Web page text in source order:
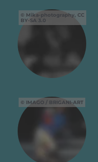
Mika-photography, CC
BY-SA 3.0
IMAGO / BRIGANI-ART